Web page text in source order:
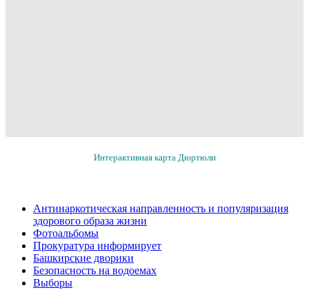
Интерактивная карта Дюртюли
Антинаркотическая направленность и популяризация
здорового образа жизни
Фотоальбомы
Прокуратура информирует
Башкирские дворики
Безопасность на водоемах
Выборы